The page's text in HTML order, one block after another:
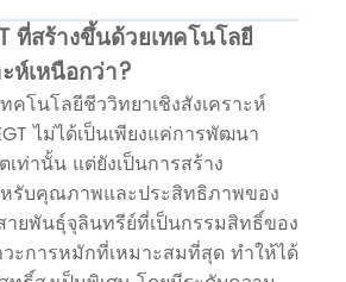
ที่สร้างขึ้นด้วยเทคโนโลยี
ห์เหนือกว่า?
คโนโลยีชีววิทยาเชิงสังเคราะห์
ไม่ได้เป็นเพียงแค่การพัฒนา
ท่านั้น แต่ยังเป็นการสร้าง
รับคุณภาพและประสิทธิภาพของ
ยพันธุ์จุลินทรีย์ที่เป็นกรรมสิทธิ์ของ
ะการหมักที่เหมาะสมที่สุด ทำให้ได้